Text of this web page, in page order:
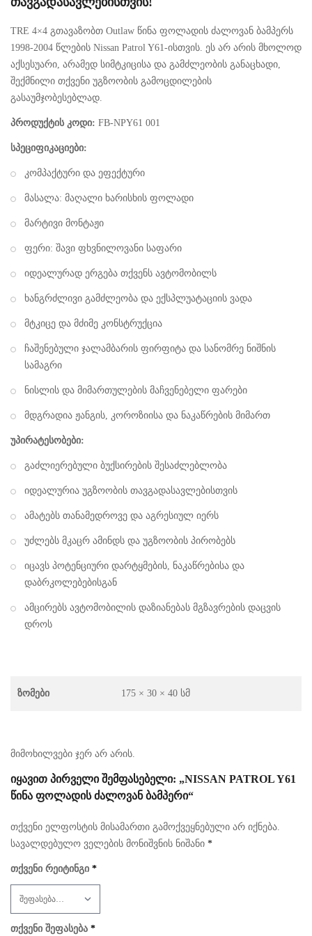
TRE 4×4 გთავაზობთ Outlaw წინა ფოლადის ძალოვან ბამპერს
1998-2004 წლების Nissan Patrol Y61-ისთვის. ეს არ არის მხოლოდ
აქსესუარი, არამედ სიმტკიცისა და გამძლეობის განაცხადი,
შექმნილი თქვენი უგზოობის გამოცდილების
გასაუმჯობესებლად.
პროდუქტის კოდი: FB-NPY61 001
სპეციფიკაციები:
კომპაქტური და ეფექტური
მასალა: მაღალი ხარისხის ფოლადი
მარტივი მონტაჟი
ფერი: შავი ფხვნილოვანი საფარი
იდეალურად ერგება თქვენს ავტომობილს
ხანგრძლივი გამძლეობა და ექსპლუატაციის ვადა
მტკიცე და მძიმე კონსტრუქცია
ჩაშენებული ჯალამბარის ფირფიტა და სანომრე ნიშნის
სამაგრი
ნისლის და მიმართულების მაჩვენებელი ფარები
მდგრადია ჟანგის, კოროზიისა და ნაკაწრების მიმართ
უპირატესობები:
გაძლიერებული ბუქსირების შესაძლებლობა
იდეალურია უგზოობის თავგადასავლებისთვის
ამატებს თანამედროვე და აგრესიულ იერს
უძლებს მკაცრ ამინდს და უგზოობის პირობებს
იცავს პოტენციური დარტყმების, ნაკაწრებისა და
დაბრკოლებებისგან
ამცირებს ავტომობილის დაზიანებას მგზავრების დაცვის
დროს
Ზომები 175 × 30 × 40 Სმ
მიმოხილვები ჯერ არ არის.
ᲘᲧᲐᲕᲘᲗ ᲞᲘᲠᲕᲔᲚᲘ ᲨᲔᲛᲤᲐᲡᲔᲑᲔᲚᲘ: „NISSAN PATROL Y61
ᲬᲘᲜᲐ ᲤᲝᲚᲐᲓᲘᲡ ᲫᲐᲚᲝᲕᲐᲜ ᲑᲐᲛᲞᲔᲠᲘ“
თქვენი ელფოსტის მისამართი გამოქვეყნებული არ იქნება.
სავალდებულო ველების მონიშვნის ნიშანი *
თქვენი რეიტინგი *
თქვენი შეფასება *